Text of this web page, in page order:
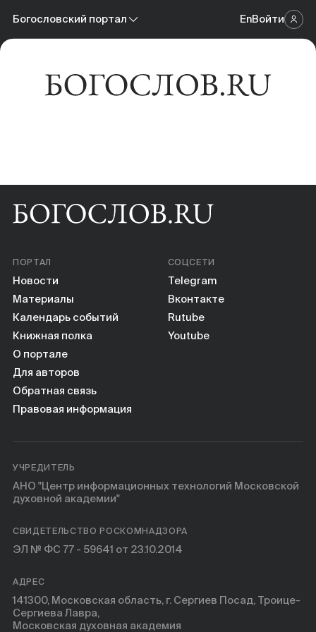
Богословский портал
Богословский портал
EnВойти
Новости
Научные инструменты
ПОРТАЛ
Новости
Материалы
Календарь событий
Книжная полка
О портале
Для авторов
Обратная связь
Правовая информация
СОЦСЕТИ
Telegram
Вконтакте
Rutube
Youtube
УЧРЕДИТЕЛЬ
АНО "Центр информационных технологий Московской
духовной академии"
СВИДЕТЕЛЬСТВО РОСКОМНАДЗОРА
ЭЛ № ФС 77 - 59641 от 23.10.2014
АДРЕС
141300, Московская область, г. Сергиев Посад, Троице-
Сергиева Лавра,
Московская духовная академия